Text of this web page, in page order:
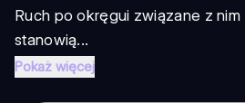
Ruch po okręgui związane z
stanowią...
Pokaż więcej